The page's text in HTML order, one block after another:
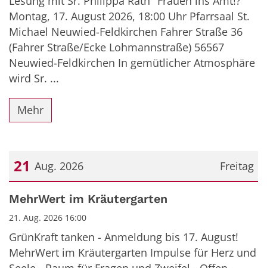
Montag, 17. August 2026, 18:00 Uhr Pfarrsaal St.
Michael Neuwied-Feldkirchen Fahrer Straße 36
(Fahrer Straße/Ecke Lohmannstraße) 56567
Neuwied-Feldkirchen In gemütlicher Atmosphäre
wird Sr. ...
Mehr
Freitag
21 Aug. 2026
Datum: 21. August 2026
MehrWert im Kräutergarten
21. Aug. 2026 16:00
GrünKraft tanken - Anmeldung bis 17. August!
MehrWert im Kräutergarten Impulse für Herz und